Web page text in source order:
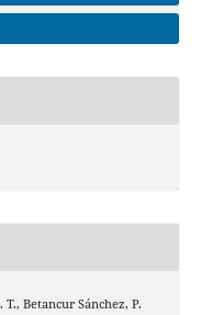
Betancur Sánchez, P.